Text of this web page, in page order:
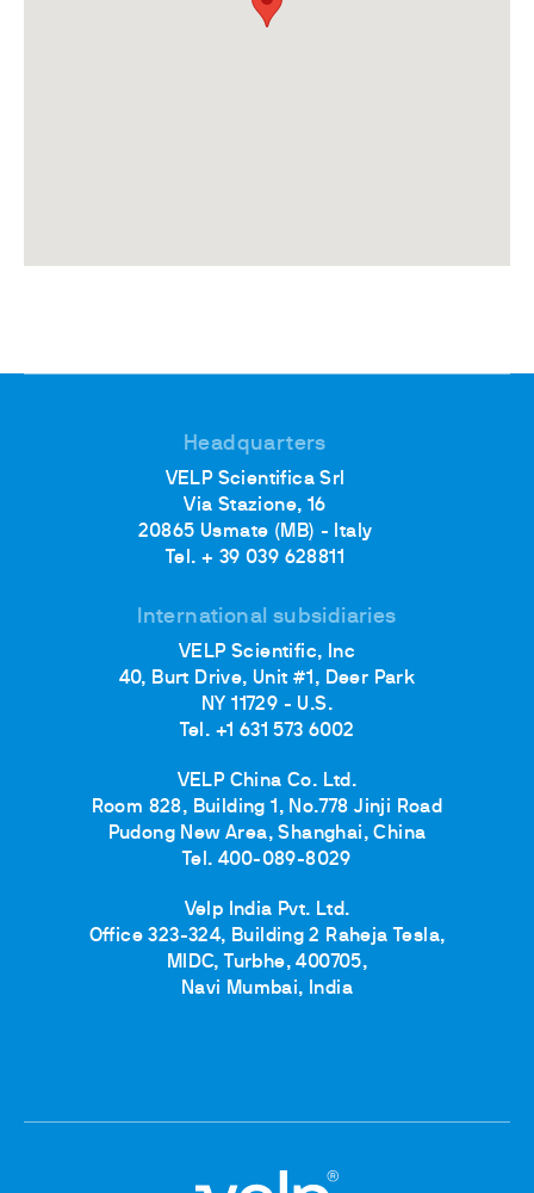
Headquarters
VELP Scientifica Srl
Via Stazione, 16
20865 Usmate (MB) - Italy
Tel. + 39 039 628811
International subsidiaries
VELP Scientific, Inc
40, Burt Drive, Unit #1, Deer Park
NY 11729 - U.S.
Tel. +1 631 573 6002
VELP China Co. Ltd.
Room 828, Building 1, No.778 Jinji Road
Pudong New Area, Shanghai, China
Tel. 400-089-8029
Velp India Pvt. Ltd.
Office 323-324, Building 2 Raheja Tesla,
MIDC, Turbhe, 400705,
Navi Mumbai, India